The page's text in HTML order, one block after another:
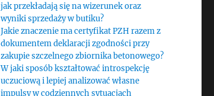
jak przekładają się na wizerunek oraz
wyniki sprzedaży w butiku?
Jakie znaczenie ma certyfikat PZH razem z
dokumentem deklaracji zgodności przy
zakupie szczelnego zbiornika betonowego?
W jaki sposób kształtować introspekcję
uczuciową i lepiej analizować własne
impulsy w codziennych sytuacjach